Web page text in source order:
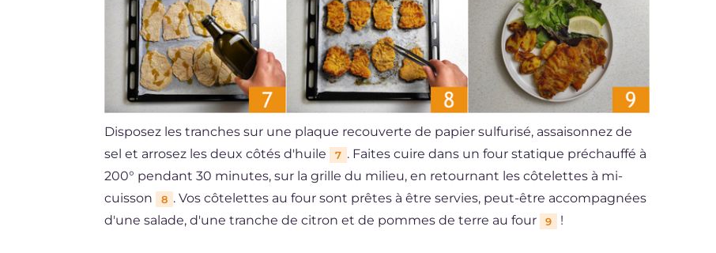
Disposez les tranches sur une plaque recouverte de papier sulfurisé, assaisonnez de
sel et arrosez les deux côtés d'huile
7 . Faites cuire dans un four statique préchauffé à
200° pendant 30 minutes, sur la grille du milieu, en retournant les côtelettes à mi-
cuisson
8 . Vos côtelettes au four sont prêtes à être servies, peut-être accompagnées
d'une salade, d'une tranche de citron et de pommes de terre au four
9 !